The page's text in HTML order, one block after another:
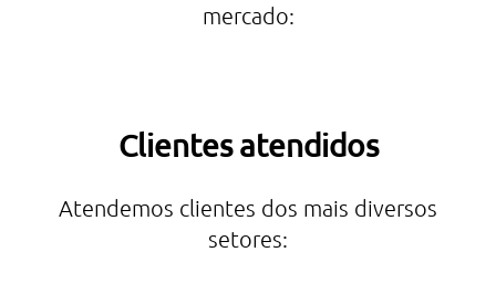
mercado:
Clientes atendidos
Atendemos clientes dos mais diversos
setores: